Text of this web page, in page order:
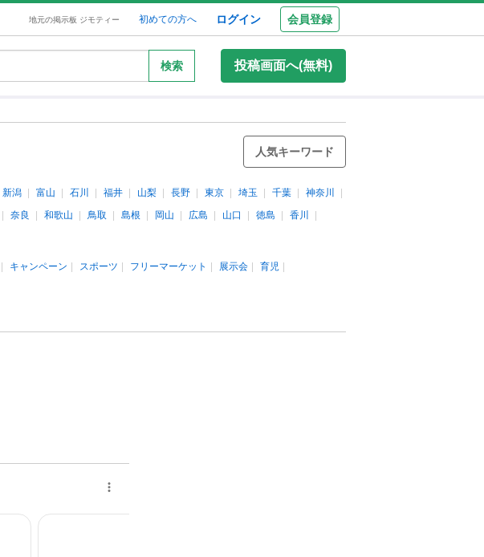
地元の掲示板 ジモティー 初めての方へ ログイン 会員登録
検索 投稿画面へ(無料)
人気キーワード
新潟 富山 石川 福井 山梨 長野 東京 埼玉 千葉
神奈川
奈良 和歌山 鳥取 島根 岡山 広島 山口 徳島
香川
キャンペーン スポーツ フリーマーケット 展示会
育児